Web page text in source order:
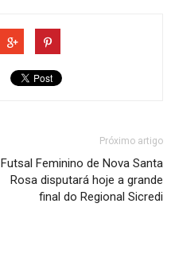
Próximo artigo
Futsal Feminino de Nova Santa
Rosa disputará hoje a grande
final do Regional Sicredi